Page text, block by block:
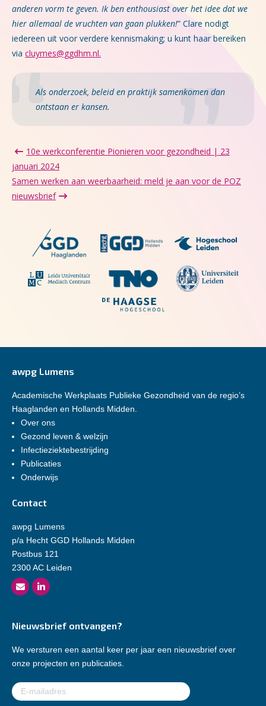
anderen vorm te geven. Ik ben enthousiast over het idee dat we
hier allemaal de vruchten van gaan plukken!” Clare nodigt
iedereen uit voor verdere kennismaking; u kunt haar bereiken
via cluymes@ggdhm.nl.
Als onderzoek, beleid en praktijk samenkomen dan
ontstaan er kansen.
10e werkconferentie Pionieren voor gezondheid | 23
januari 2024
Samen werken aan weerbaarheid: meld je aan voor de POZ
nieuwsbrief
awpg Lumens
Academische Werkplaats Publieke Gezondheid van de regio’s
Haaglanden en Hollands Midden.
Over ons
Gezond leven & welzijn
Infectieziektebestrijding
Publicaties
Onderwijs
Contact
awpg Lumens
p/a Hecht GGD Hollands Midden
Postbus 121
2300 AC Leiden
Nieuwsbrief ontvangen?
We versturen een aantal keer per jaar een nieuwsbrief over
onze projecten en publicaties.
E-
mailadres(Vereist)